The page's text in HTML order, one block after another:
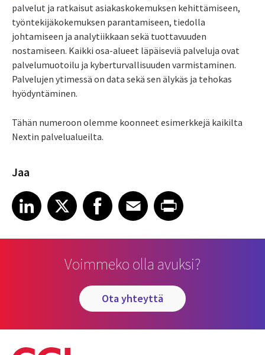
palvelut ja ratkaisut asiakaskokemuksen kehittämiseen,
työntekijäkokemuksen parantamiseen, tiedolla
johtamiseen ja analytiikkaan sekä tuottavuuden
nostamiseen. Kaikki osa-alueet läpäiseviä palveluja ovat
palvelumuotoilu ja kyberturvallisuuden varmistaminen.
Palvelujen ytimessä on data sekä sen älykäs ja tehokas
hyödyntäminen.
Tähän numeroon olemme koonneet esimerkkejä kaikilta
Nextin palvelualueilta.
Jaa
Share article on LinkedIn
LinkedIn
Share article on XShare article on Facebook
Facebook
Share article on Email
EmailShare article on Print
Voimmeko olla avuksi?
ota yhteyttä